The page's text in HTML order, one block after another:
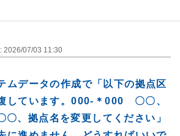
2026/07/03 11:30
ムデータの作成で「以下の拠点区
しています。000-＊000 〇〇、
、拠点名を変更してください」